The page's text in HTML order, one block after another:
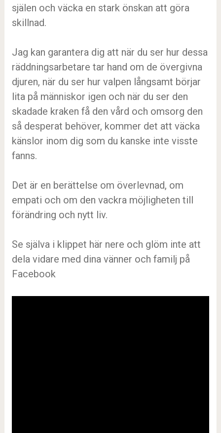
själen och väcka en stark önskan att göra
skillnad.
Jag kan garantera dig att när du ser hur dessa
räddningsarbetare tar hand om de övergivna
djuren, när du ser hur valpen långsamt börjar
lita på människor igen och när du ser den
skadade kraken få den vård och omsorg den
så desperat behöver, kommer det att väcka
känslor inom dig som du kanske inte visste
fanns.
Det är en berättelse om överlevnad, om
empati och om den vackra möjligheten till
förändring och nytt liv.
Se själva i klippet här nere och glöm inte att
dela vidare med dina vänner och familj på
Facebook